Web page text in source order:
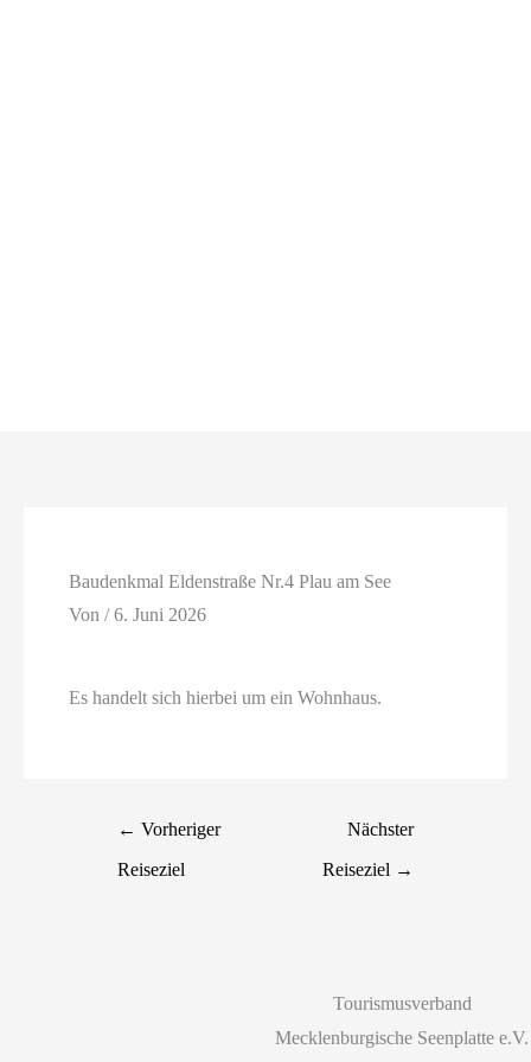
Baudenkmal Eldenstraße Nr.4 Plau am See
Von/6. Juni 2026
Es handelt sich hierbei um ein Wohnhaus.
← Vorheriger
Reiseziel
Nächster
Reiseziel →
Tourismusverband
Mecklenburgische Seenplatte e.V.